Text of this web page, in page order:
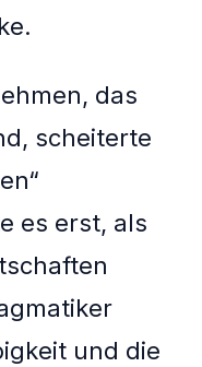
das
scheiterte
es erst, als
und die